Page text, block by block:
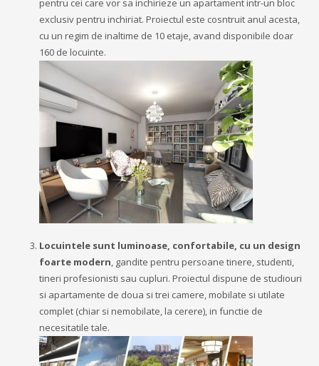
pentru cei care vor sa inchirieze un apartament intr-un bloc
exclusiv pentru inchiriat. Proiectul este cosntruit anul acesta,
cu un regim de inaltime de 10 etaje, avand disponibile doar
160 de locuinte.
Locuintele sunt luminoase, confortabile, cu un design
foarte modern, gandite pentru persoane tinere, studenti,
tineri profesionisti sau cupluri. Proiectul dispune de studiouri
si apartamente de doua si trei camere, mobilate si utilate
complet (chiar si nemobilate, la cerere), in functie de
necesitatile tale.